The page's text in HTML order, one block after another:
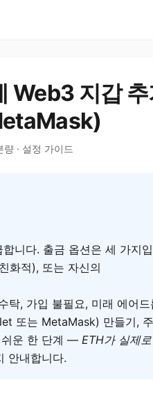
지갑
· 설정 가이드
니다. 출금 옵션은 세 가지
화적), 또는 자신의
탁, 가입 불필요, 미래 에어
또는 MetaMask) 만들기,
쉬운 한 단계 — ETH가 실제
내합니다.